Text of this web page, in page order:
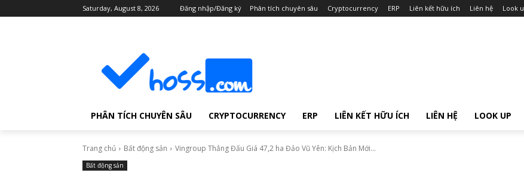
Saturday, August 8, 2026 Đăng nhập/Đăng ký Phân tích chuyên sâu Cryptocurrency ERP Liên kết hữu ích Liên hệ Look
PHÂN TÍCH CHUYÊN SÂU CRYPTOCURRENCY ERP LIÊN KẾT HỮU ÍCH LIÊN HỆ LOOK UP
Trang chủ Bất động sản Vingroup Thắng Đấu Giá 47,2 ha Đảo Vũ Yên: Kịch Bản Mới...
Bất động sản